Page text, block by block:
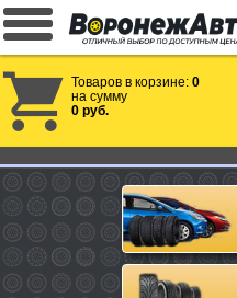
Товаров в корзине: 0
на сумму
0 руб.